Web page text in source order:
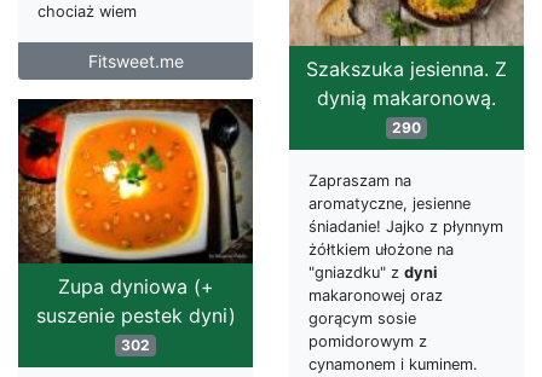
chociaż wiem
Fitsweet.me
Szakszuka jesienna. Z
dynią makaronową.
290
Zapraszam na
aromatyczne, jesienne
śniadanie! Jajko z płynnym
żółtkiem ułożone na
"gniazdku" z dyni
makaronowej oraz
gorącym sosie
pomidorowym z
cynamonem i kuminem.
Zupa dyniowa (+
suszenie pestek dyni)
302